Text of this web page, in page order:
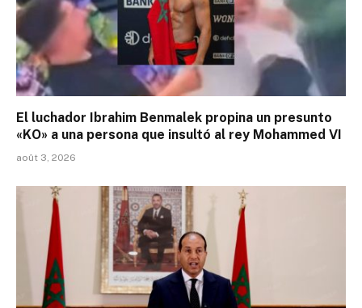
El luchador Ibrahim Benmalek propina un presunto
«KO» a una persona que insultó al rey Mohammed VI
août 3, 2026